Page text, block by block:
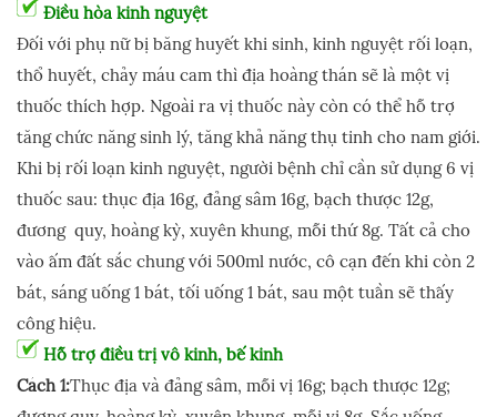
Điều hòa kinh nguyệt
Đối với phụ nữ bị băng huyết khi sinh, kinh nguyệt rối loạn,
thổ huyết, chảy máu cam thì địa hoàng thán sẽ là một vị
thuốc thích hợp. Ngoài ra vị thuốc này còn có thể hỗ trợ
tăng chức năng sinh lý, tăng khả năng thụ tinh cho nam giới.
Khi bị rối loạn kinh nguyệt, người bệnh chỉ cần sử dụng 6 vị
thuốc sau: thục địa 16g, đảng sâm 16g, bạch thược 12g,
đương quy, hoàng kỳ, xuyên khung, mỗi thứ 8g. Tất cả cho
vào ấm đất sắc chung với 500ml nước, cô cạn đến khi còn 2
bát, sáng uống 1 bát, tối uống 1 bát, sau một tuần sẽ thấy
công hiệu.
Hỗ trợ điều trị vô kinh, bế kinh
Cách 1:Thục địa và đảng sâm, mỗi vị 16g; bạch thược 12g;